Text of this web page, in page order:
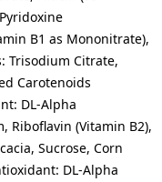
B1 as Mononitrate),
Trisodium Citrate,
Carotenoids
DL-Alpha
Riboflavin (Vitamin B2),
Sucrose, Corn
DL-Alpha